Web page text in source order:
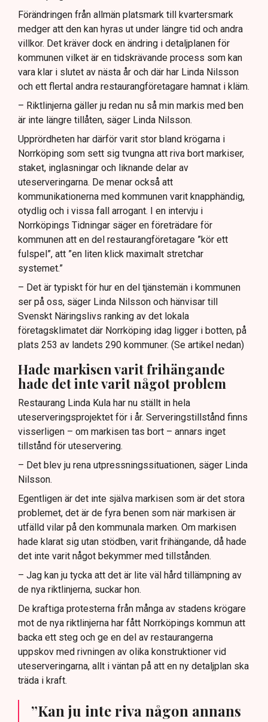
Förändringen från allmän platsmark till kvartersmark
medger att den kan hyras ut under längre tid och andra
villkor. Det kräver dock en ändring i detaljplanen för
kommunen vilket är en tidskrävande process som kan
vara klar i slutet av nästa år och där har Linda Nilsson
och ett flertal andra restaurangföretagare hamnat i kläm.
– Riktlinjerna gäller ju redan nu så min markis med ben
är inte längre tillåten, säger Linda Nilsson.
Upprördheten har därför varit stor bland krögarna i
Norrköping som sett sig tvungna att riva bort markiser,
staket, inglasningar och liknande delar av
uteserveringarna. De menar också att
kommunikationerna med kommunen varit knapphändig,
otydlig och i vissa fall arrogant. I en intervju i
Norrköpings Tidningar säger en företrädare för
kommunen att en del restaurangföretagare ”kör ett
fulspel”, att ”en liten klick maximalt stretchar
systemet.”
– Det är typiskt för hur en del tjänstemän i kommunen
ser på oss, säger Linda Nilsson och hänvisar till
Svenskt Näringslivs ranking av det lokala
företagsklimatet där Norrköping idag ligger i botten, på
plats 253 av landets 290 kommuner. (Se artikel nedan)
Hade markisen varit frihängande
hade det inte varit något problem
Restaurang Linda Kula har nu ställt in hela
uteserveringsprojektet för i år. Serveringstillstånd finns
visserligen – om markisen tas bort – annars inget
tillstånd för uteservering.
– Det blev ju rena utpressningssituationen, säger Linda
Nilsson.
Egentligen är det inte själva markisen som är det stora
problemet, det är de fyra benen som när markisen är
utfälld vilar på den kommunala marken. Om markisen
hade klarat sig utan stödben, varit frihängande, då hade
det inte varit något bekymmer med tillstånden.
– Jag kan ju tycka att det är lite väl hård tillämpning av
de nya riktlinjerna, suckar hon.
De kraftiga protesterna från många av stadens krögare
mot de nya riktlinjerna har fått Norrköpings kommun att
backa ett steg och ge en del av restaurangerna
uppskov med rivningen av olika konstruktioner vid
uteserveringarna, allt i väntan på att en ny detaljplan ska
träda i kraft.
”Kan ju inte riva någon annans